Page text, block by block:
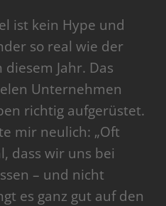
ist kein Hype und
so real wie der
Jahr. Das
Unternehmen
richtig aufgerüstet.
mir neulich: „Oft
dass wir uns bei
– und nicht
es ganz gut auf den